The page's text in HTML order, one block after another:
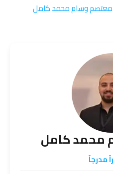
معتصم وسام محمد كامل
محمد كامل